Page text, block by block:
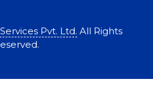
Pvt. Ltd. All Rights